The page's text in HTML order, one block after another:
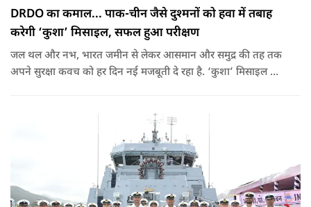
DRDO का कमाल... पाक-चीन जैसे दुश्मनों को हवा में तबाह
करेगी ‘कुशा’ मिसाइल, सफल हुआ परीक्षण
जल थल और नभ, भारत जमीन से लेकर आसमान और समुद्र की तह तक
अपने सुरक्षा कवच को हर दिन नई मजबूती दे रहा है. ‘कुशा’ मिसाइल का